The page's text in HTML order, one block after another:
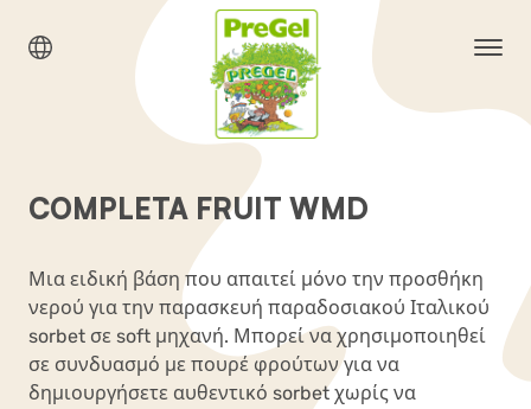
COMPLETA FRUIT WMD
Μια ειδική βάση που απαιτεί μόνο την προσθήκη
νερού για την παρασκευή παραδοσιακού Ιταλικού
sorbet σε soft μηχανή. Μπορεί να χρησιμοποιηθεί
σε συνδυασμό με πουρέ φρούτων για να
δημιουργήσετε αυθεντικό sorbet χωρίς να